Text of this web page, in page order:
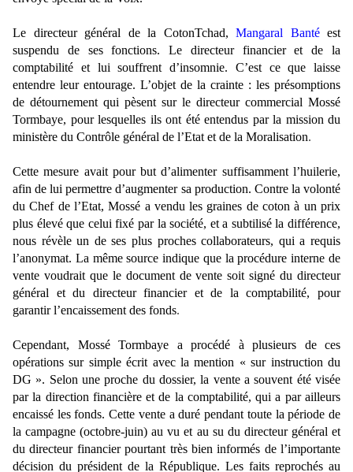
Le directeur général de la CotonTchad, Mangaral Bantéest
suspendu de ses fonctions. Le directeur financier et de la
comptabilité et lui souffrent d’insomnie. C’est ce que laisse
entendre leur entourage. L’objet de la crainte : les présomptions
de détournement qui pèsent sur le directeur commercial Mossé
Tormbaye, pour lesquelles ils ont été entendus par la mission du
ministère du Contrôle général de l’Etat et de la Moralisation.
Cette mesure avait pour but d’alimenter suffisamment l’huilerie,
afin de lui permettre d’augmenter sa production. Contre la volonté
du Chef de l’Etat, Mossé a vendu les graines de coton à un prix
plus élevé que celui fixé par la société, et a subtilisé la différence,
nous révèle un de ses plus proches collaborateurs, qui a requis
l’anonymat. La même source indique que la procédure interne de
vente voudrait que le document de vente soit signé du directeur
général et du directeur financier et de la comptabilité, pour
garantir l’encaissement des fonds.
Cependant, Mossé Tormbaye a procédé à plusieurs de ces
opérations sur simple écrit avec la mention « sur instruction du
DG ». Selon une proche du dossier, la vente a souvent été visée
par la direction financière et de la comptabilité, qui a par ailleurs
encaissé les fonds. Cette vente a duré pendant toute la période de
la campagne (octobre-juin) au vu et au su du directeur général et
du directeur financier pourtant très bien informés de l’importante
décision du président de la République. Les faits reprochés au